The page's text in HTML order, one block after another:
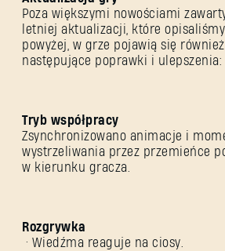
Poza większymi nowościami
letniej aktualizacji, które opisaliśmy
powyżej, w grze pojawią się również
następujące poprawki i ulepszenia:
Tryb współpracy
Zsynchronizowano animacje i
wystrzeliwania przez przemieńce
w kierunku gracza.
Rozgrywka
• Wiedźma reaguje na ciosy.